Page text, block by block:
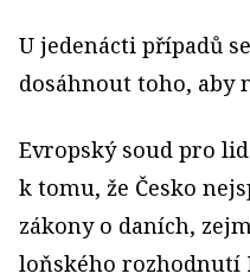
U jedenácti případů
dosáhnout toho, aby
Evropský soud pro
k tomu, že Česko
zákony o daních,
loňského rozhodnutí